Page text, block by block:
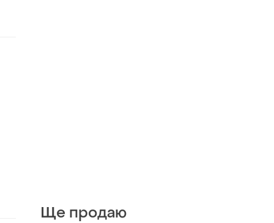
Ще продаю